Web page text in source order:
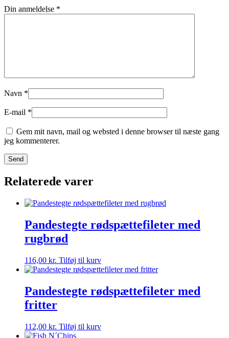
Din anmeldelse *
Navn *
E-mail *
Gem mit navn, mail og websted i denne browser til næste gang
jeg kommenterer.
Relaterede varer
Pandestegte rødspættefileter med
rugbrød
116,00 kr. Tilføj til kurv
Pandestegte rødspættefileter med
fritter
112,00 kr. Tilføj til kurv